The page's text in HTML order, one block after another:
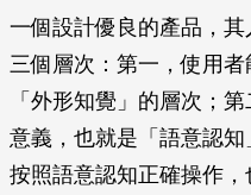
一個設計優良的產品，
三個層次：第一，使用
「外形知覺」的層次；
意義，也就是「語意認
按照語意認知正確操作，